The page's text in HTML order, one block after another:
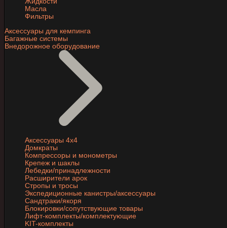
Масла
Фильтры
Аксессуары для кемпинга
Багажные системы
Внедорожное оборудование
Аксессуары 4х4
Домкраты
Компрессоры и монометры
Крепеж и шаклы
Лебедки/принадлежности
Расширители арок
Стропы и тросы
Экспедиционные канистры/аксессуары
Сандтраки/якоря
Блокировки/сопутствующие товары
Лифт-комплекты/комплектующие
KIT-комплекты